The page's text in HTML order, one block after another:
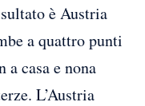
è Austria
a quattro punti
a casa e nona
L’Austria